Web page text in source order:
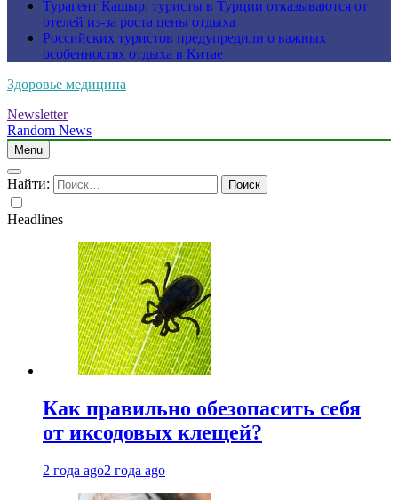
Турагент Кашыр: туристы в Турции отказываются от
отелей из-за роста цены отдыха
Российских туристов предупредили о важных
особенностях отдыха в Китае
Здоровье медицина
Newsletter
Random News
Menu
Найти:
Headlines
Как правильно обезопасить себя
от иксодовых клещей?
2 года ago2 года ago